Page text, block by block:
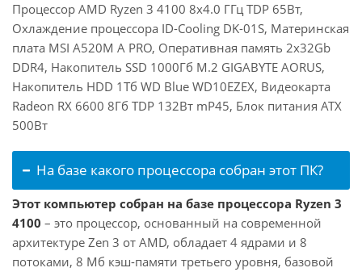
Процессор AMD Ryzen 3 4100 8x4.0 ГГц TDP 65Вт,
Охлаждение процессора ID-Cooling DK-01S, Материнская
плата MSI A520M A PRO, Оперативная память 2x32Gb
DDR4, Накопитель SSD 1000Гб M.2 GIGABYTE AORUS,
Накопитель HDD 1Тб WD Blue WD10EZEX, Видеокарта
Radeon RX 6600 8Гб TDP 132Вт mP45, Блок питания ATX
500Вт
На базе какого процессора собран этот ПК?
Этот компьютер собран на базе процессора Ryzen 3
4100 – это процессор, основанный на современной
архитектуре Zen 3 от AMD, обладает 4 ядрами и 8
потоками, 8 Мб кэш-памяти третьего уровня, базовой